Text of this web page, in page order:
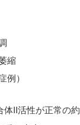
縮
例）
体II活性が正常の